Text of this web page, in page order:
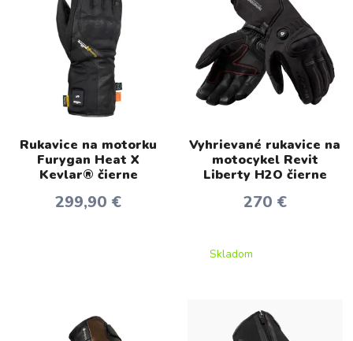
Rukavice na motorku
Furygan Heat X
Kevlar® čierne
299,90 €
Vyhrievané rukavice na
motocykel Revit
Liberty H2O čierne
270 €
Skladom